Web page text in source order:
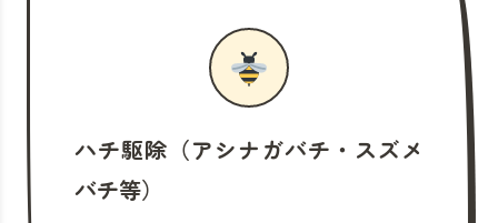
ハチ駆除（アシナガバチ・スズメ
バチ等）